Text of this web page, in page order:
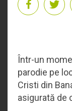
Într-un
parodie pe
Cristi din
asigurată de